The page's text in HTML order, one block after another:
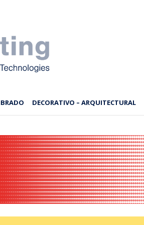
DECORATIVO – ARQUITECTURAL